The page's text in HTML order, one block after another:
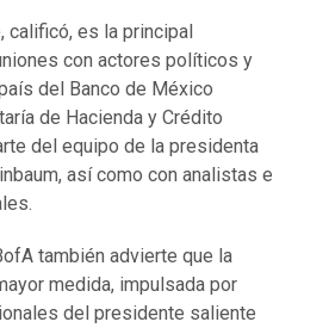
calificó, es la principal
con actores políticos y
del Banco de México
de Hacienda y Crédito
del equipo de la presidenta
así como con analistas e
también advierte que la
medida, impulsada por
del presidente saliente